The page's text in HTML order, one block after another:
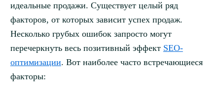
идеальные продажи. Существует целый ряд
факторов, от которых зависит успех продаж.
Несколько грубых ошибок запросто могут
перечеркнуть весь позитивный эффект SEO-
оптимизации. Вот наиболее часто встречающиеся
факторы: